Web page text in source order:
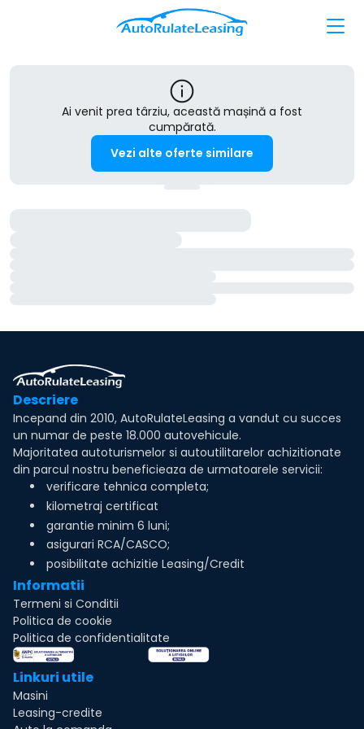
Ai venit prea târziu, această mașină a fost
cumpărată.
Vezi alte oferte similare
Descriere
Incepand din 2010, AutoRulateLeasing a vandut cu succes
un numar de peste 18.000 autovehicule.
Majoritatea autoturismelor si autoutilitarelor achizitionate
din parcul nostru beneficieaza de urmatoarele servicii:
verificare tehnica completa;
kilometraj certificat
garantie minim 6 luni;
asigurari RCA/CASCO;
posibilitate achizitie Leasing/Credit
Informatii
Termeni si Conditii
Politica de cookie
Politica de confidentialitate
Linkuri utile
Masini
Leasing-credite